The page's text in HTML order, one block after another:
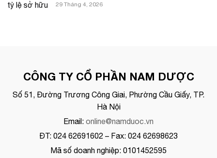
29 Tháng 4, 2026
CÔNG TY CỔ PHẦN NAM DƯỢC
Số 51, Đường Trương Công Giai, Phường Cầu Giấy, TP.
Hà Nội
Email: online@namduoc.vn
ĐT: 024 62691602 – Fax: 024 62698623
Mã số doanh nghiệp: 0101452595